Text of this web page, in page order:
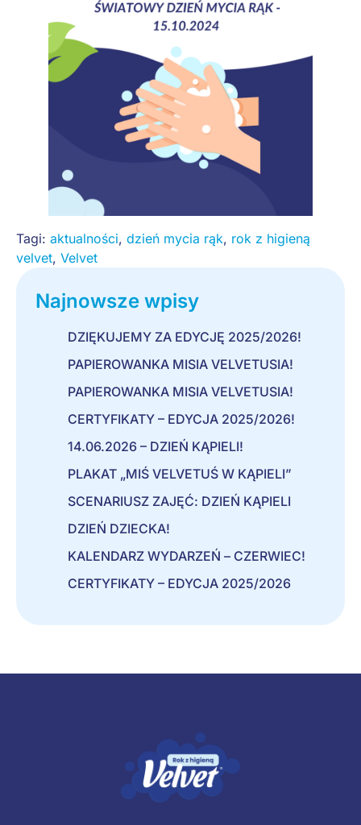
Tagi: aktualności, dzień mycia rąk, rok z higieną
velvet, Velvet
Najnowsze wpisy
DZIĘKUJEMY ZA EDYCJĘ 2025/2026!
PAPIEROWANKA MISIA VELVETUSIA!
PAPIEROWANKA MISIA VELVETUSIA!
CERTYFIKATY – EDYCJA 2025/2026!
14.06.2026 – DZIEŃ KĄPIELI!
PLAKAT „MIŚ VELVETUŚ W KĄPIELI”
SCENARIUSZ ZAJĘĆ: DZIEŃ KĄPIELI
DZIEŃ DZIECKA!
KALENDARZ WYDARZEŃ – CZERWIEC!
CERTYFIKATY – EDYCJA 2025/2026